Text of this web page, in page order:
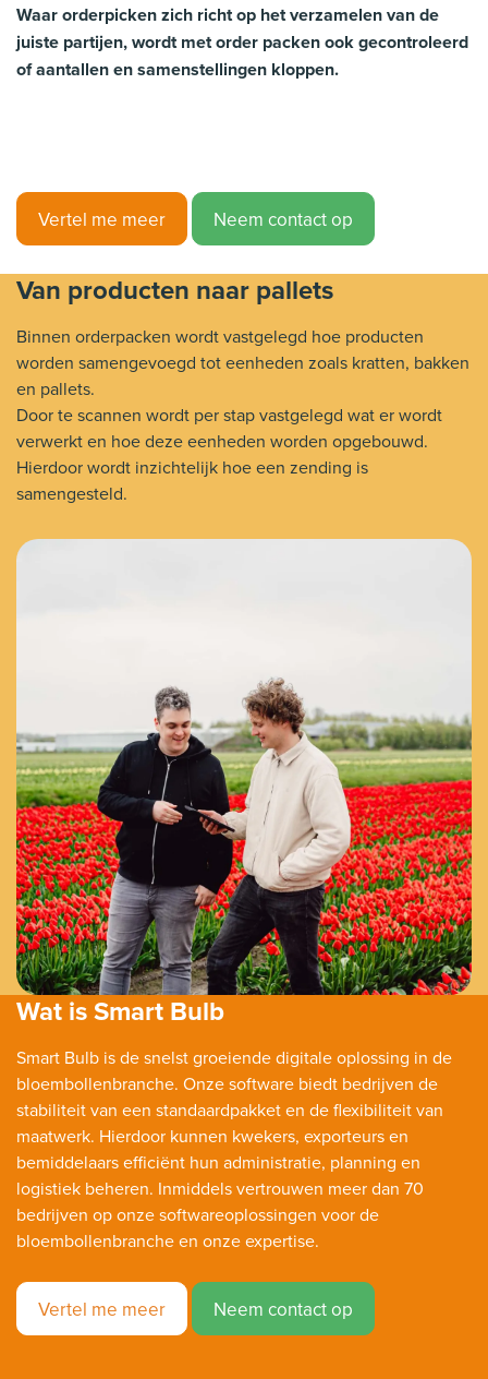
Waar orderpicken zich richt op het verzamelen van de
juiste partijen, wordt met order packen ook gecontroleerd
of aantallen en samenstellingen kloppen.
Vertel me meer Neem contact op
Van producten naar pallets
Binnen orderpacken wordt vastgelegd hoe producten
worden samengevoegd tot eenheden zoals kratten, bakken
en pallets.
Door te scannen wordt per stap vastgelegd wat er wordt
verwerkt en hoe deze eenheden worden opgebouwd.
Hierdoor wordt inzichtelijk hoe een zending is
samengesteld.
Wat is Smart Bulb
Smart Bulb is de snelst groeiende digitale oplossing in de
bloembollenbranche. Onze software biedt bedrijven de
stabiliteit van een standaardpakket en de flexibiliteit van
maatwerk. Hierdoor kunnen kwekers, exporteurs en
bemiddelaars efficiënt hun administratie, planning en
logistiek beheren. Inmiddels vertrouwen meer dan 70
bedrijven op onze softwareoplossingen voor de
bloembollenbranche en onze expertise.
Vertel me meer Neem contact op